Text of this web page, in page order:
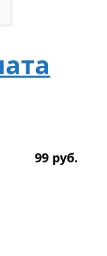
99 руб.